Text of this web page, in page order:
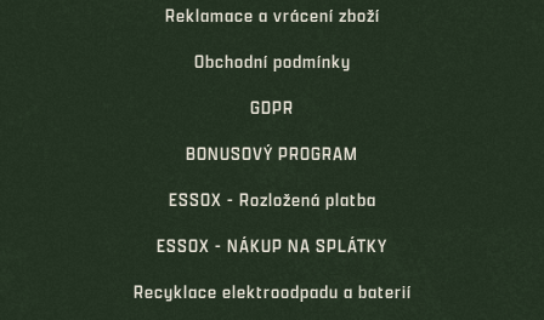
Reklamace a vrácení zboží
Obchodní podmínky
GDPR
BONUSOVÝ PROGRAM
ESSOX - Rozložená platba
ESSOX - NÁKUP NA SPLÁTKY
Recyklace elektroodpadu a baterií